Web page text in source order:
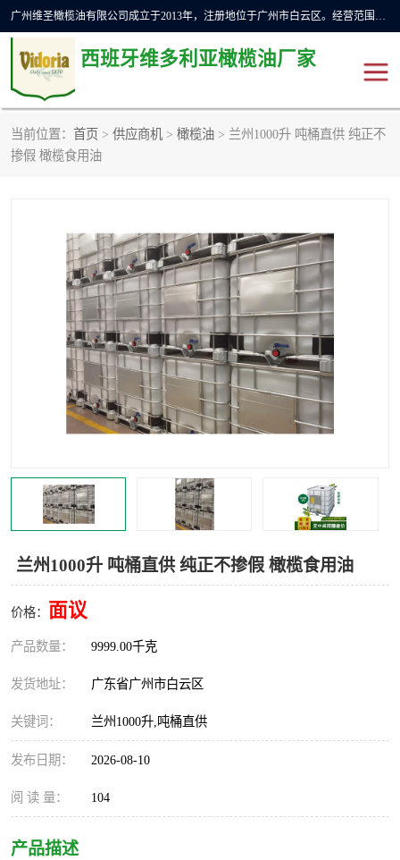
广州维圣橄榄油有限公司成立于2013年，注册地位于广州市白云区。经营范围包括饲料原料销售;畜牧渔业饲料销售;化妆品批发;贸易经纪;食品进出口等，主要产品有：橄榄果渣油，橄榄油，纯橄榄油等。
西班牙维多利亚橄榄油厂家
当前位置： 首页 > 供应商机 > 橄榄油 > 兰州1000升 吨桶直供 纯正不
掺假 橄榄食用油
兰州1000升 吨桶直供 纯正不掺假 橄榄食用油
价格： 面议
产品数量： 9999.00千克
发货地址： 广东省广州市白云区
关键词： 兰州1000升,吨桶直供
发布日期： 2026-08-10
阅 读 量： 104
产品描述
橄榄油
橄榄果渣油 精炼橄榄油